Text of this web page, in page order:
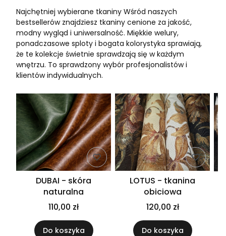
Najchętniej wybierane tkaniny Wśród naszych
bestsellerów znajdziesz tkaniny cenione za jakość,
modny wygląd i uniwersalność. Miękkie welury,
ponadczasowe sploty i bogata kolorystyka sprawiają,
że te kolekcje świetnie sprawdzają się w każdym
wnętrzu. To sprawdzony wybór profesjonalistów i
klientów indywidualnych.
DUBAI - skóra
naturalna
110,00 zł
Do koszyka
LOTUS - tkanina
obiciowa
120,00 zł
Do koszyka